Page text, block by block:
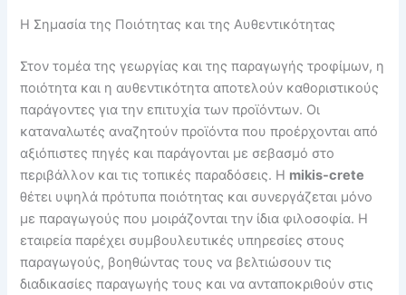
Η Σημασία της Ποιότητας και της Αυθεντικότητας
Στον τομέα της γεωργίας και της παραγωγής τροφίμων, η
ποιότητα και η αυθεντικότητα αποτελούν καθοριστικούς
παράγοντες για την επιτυχία των προϊόντων. Οι
καταναλωτές αναζητούν προϊόντα που προέρχονται από
αξιόπιστες πηγές και παράγονται με σεβασμό στο
περιβάλλον και τις τοπικές παραδόσεις. Η mikis-crete
θέτει υψηλά πρότυπα ποιότητας και συνεργάζεται μόνο
με παραγωγούς που μοιράζονται την ίδια φιλοσοφία. Η
εταιρεία παρέχει συμβουλευτικές υπηρεσίες στους
παραγωγούς, βοηθώντας τους να βελτιώσουν τις
διαδικασίες παραγωγής τους και να ανταποκριθούν στις